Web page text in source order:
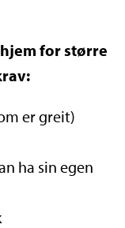
for større
er greit)
ha sin egen